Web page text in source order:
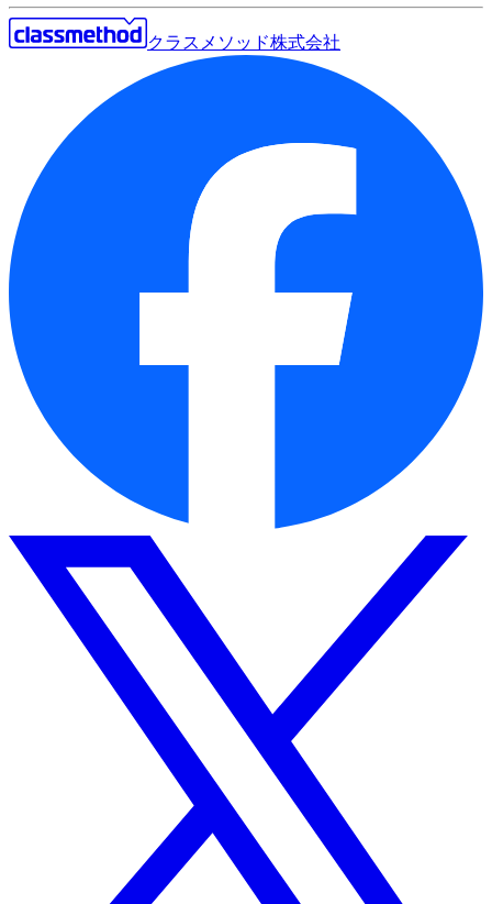
クラスメソッド株式会社